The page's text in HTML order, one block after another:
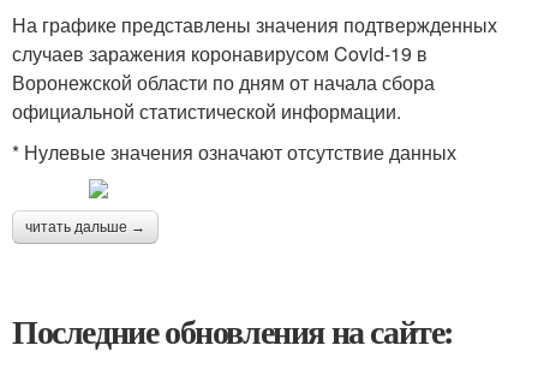
На графике представлены значения подтвержденных
случаев заражения коронавирусом Covid-19 в
Воронежской области по дням от начала сбора
официальной статистической информации.
* Нулевые значения означают отсутствие данных
читать дальше →
Последние обновления на сайте: